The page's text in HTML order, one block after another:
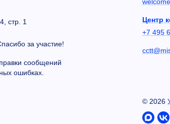
стр. 1
за участие!
сообщений
ошибках.
Центр
+7 495
© 2026